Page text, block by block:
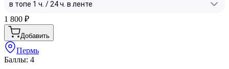
1 800 ₽
Добавить
Пермь
Баллы: 4